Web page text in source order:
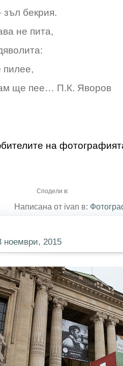
зъл бекрия.
не пита,
пилее,
ще пее… П.К. Яворов
на
Сподели в:
Написана от ivan в:
ноември, 2015